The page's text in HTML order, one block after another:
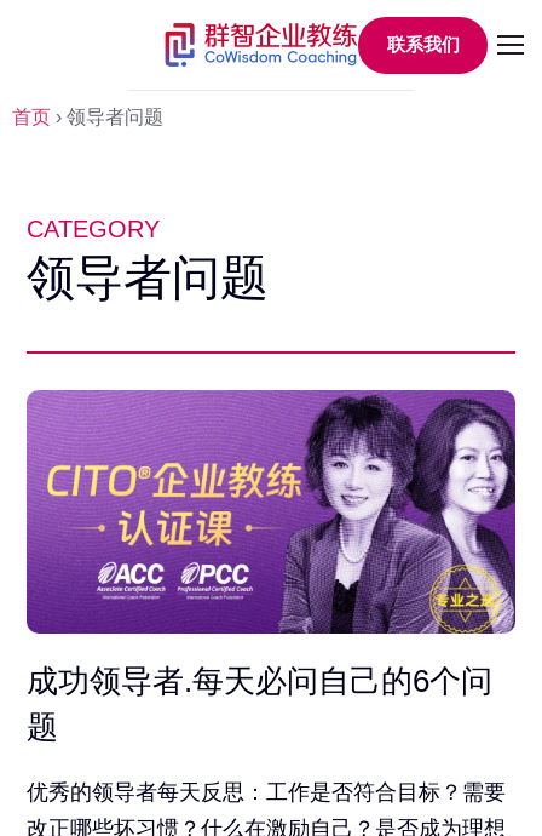
联系我们
首页 › 领导者问题
CATEGORY
领导者问题
成功领导者.每天必问自己的6个问
题
优秀的领导者每天反思：工作是否符合目标？需要
改正哪些坏习惯？什么在激励自己？是否成为理想